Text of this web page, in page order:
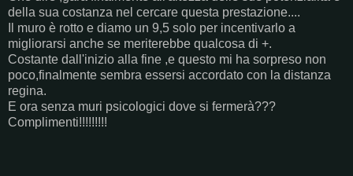
della sua costanza nel cercare questa prestazione....
Il muro è rotto e diamo un 9,5 solo per incentivarlo a
migliorarsi anche se meriterebbe qualcosa di +.
Costante dall'inizio alla fine ,e questo mi ha sorpreso non
poco,finalmente sembra essersi accordato con la distanza
regina.
E ora senza muri psicologici dove si fermerà???
Complimenti!!!!!!!!!